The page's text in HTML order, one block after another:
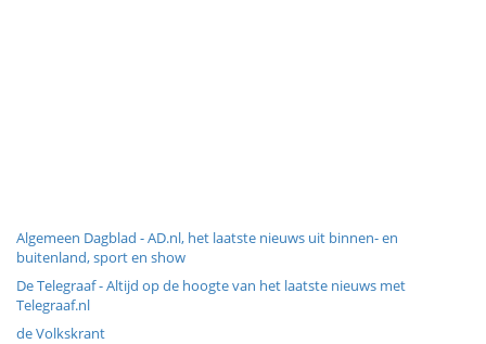
Algemeen Dagblad - AD.nl, het laatste nieuws uit binnen- en
buitenland, sport en show
De Telegraaf - Altijd op de hoogte van het laatste nieuws met
Telegraaf.nl
de Volkskrant